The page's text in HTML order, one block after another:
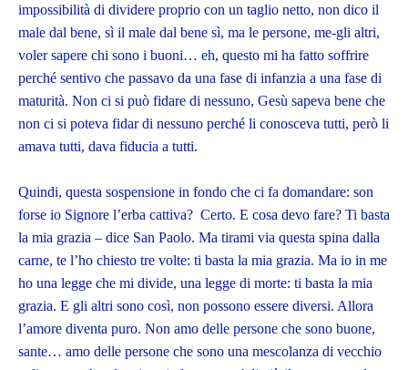
impossibilità di dividere proprio con un taglio netto, non dico il
male dal bene, sì il male dal bene sì, ma le persone, me-gli altri,
voler sapere chi sono i buoni… eh, questo mi ha fatto soffrire
perché sentivo che passavo da una fase di infanzia a una fase di
maturità. Non ci si può fidare di nessuno, Gesù sapeva bene che
non ci si poteva fidar di nessuno perché li conosceva tutti, però li
amava tutti, dava fiducia a tutti.
Quindi, questa sospensione in fondo che ci fa domandare: son
forse io Signore l’erba cattiva? Certo. E cosa devo fare? Ti basta
la mia grazia – dice San Paolo. Ma tirami via questa spina dalla
carne, te l’ho chiesto tre volte: ti basta la mia grazia. Ma io in me
ho una legge che mi divide, una legge di morte: ti basta la mia
grazia. E gli altri sono così, non possono essere diversi. Allora
l’amore diventa puro. Non amo delle persone che sono buone,
sante… amo delle persone che sono una mescolanza di vecchio